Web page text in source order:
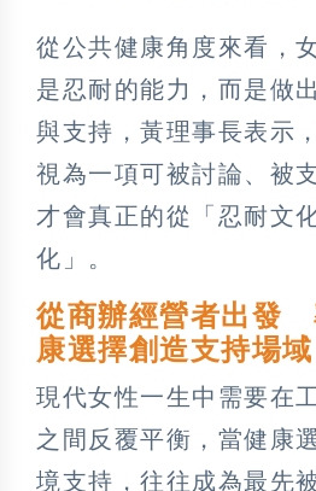
從公共健康角度來看，
是忍耐的能力，而是做
與支持，黃理事長表示
視為一項可被討論、被
才會真正的從「忍耐文
化」。
從商辦經營者出發
康選擇創造支持場域
現代女性一生中需要在
之間反覆平衡，當健康
境支持，往往成為最先